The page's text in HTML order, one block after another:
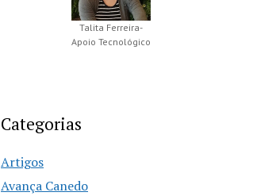
Talita Ferreira-
Apoio Tecnológico
Categorias
Artigos
Avança Canedo